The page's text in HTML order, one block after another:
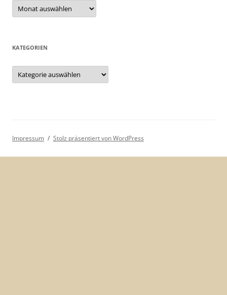
Archiv
KATEGORIEN
Kategorien
Impressum Stolz präsentiert von WordPress